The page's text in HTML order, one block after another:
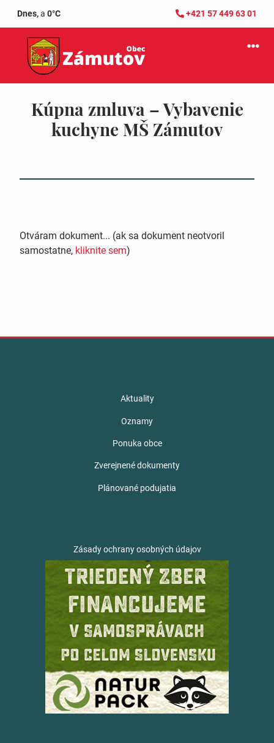
Dnes,a 0°C +421 57 449 63 01
Kúpna zmluva – Vybavenie
kuchyne MŠ Zámutov
Otváram dokument... (ak sa dokument neotvoril
samostatne, kliknite sem)
Aktuality
Oznamy
Ponuka obce
Zverejnené dokumenty
Plánované podujatia
Zásady ochrany osobných údajov